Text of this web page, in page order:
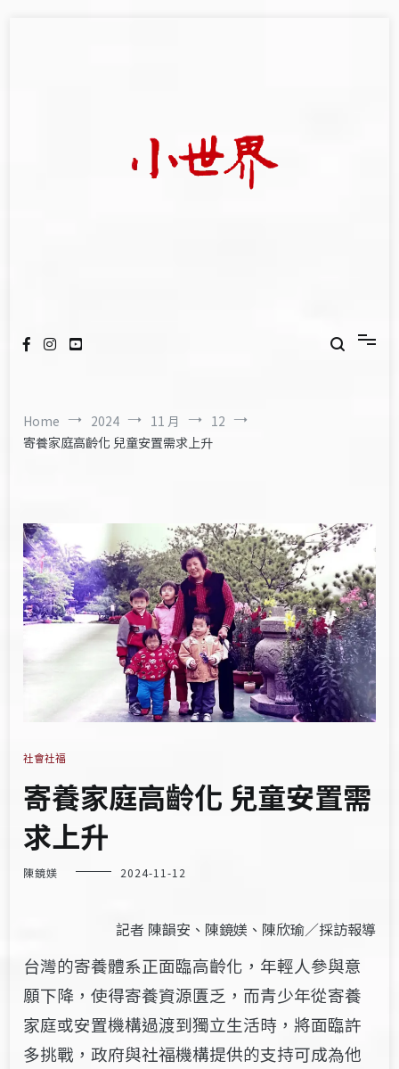
Home 2024 11 月
12
寄養家庭高齡化 兒童安置需求上升
社會社福
寄養家庭高齡化 兒童安置需
求上升
陳鏡媄 2024-11-12
記者 陳韻安、陳鏡媄、陳欣瑜／採訪報導
台灣的寄養體系正面臨高齡化，年輕人參與意
願下降，使得寄養資源匱乏，而青少年從寄養
家庭或安置機構過渡到獨立生活時，將面臨許
多挑戰，政府與社福機構提供的支持可成為他